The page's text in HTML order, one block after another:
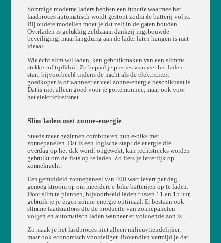
Sommige moderne laders hebben een functie waarmee het
laadproces automatisch wordt gestopt zodra de batterij vol is.
Bij oudere modellen moet je dat zelf in de gaten houden.
Overladen is gelukkig zeldzaam dankzij ingebouwde
beveiliging, maar langdurig aan de lader laten hangen is niet
ideaal.
Wie écht slim wil laden, kan gebruikmaken van een slimme
stekker of tijdklok. Zo bepaal je precies wanneer het laden
start, bijvoorbeeld tijdens de nacht als de elektriciteit
goedkoper is of wanneer er veel zonne-energie beschikbaar is.
Dat is niet alleen goed voor je portemonnee, maar ook voor
het elektriciteitsnet.
Slim laden met zonne-energie
Steeds meer gezinnen combineren hun e-bike met
zonnepanelen. Dat is een logische stap: de energie die
overdag op het dak wordt opgewekt, kan rechtstreeks worden
gebruikt om de fiets op te laden. Zo fiets je letterlijk op
zonnekracht.
Een gemiddeld zonnepaneel van 400 watt levert per dag
genoeg stroom op om meerdere e-bike batterijen op te laden.
Door slim te plannen, bijvoorbeeld laden tussen 11 en 15 uur,
gebruik je je eigen zonne-energie optimaal. Er bestaan ook
slimme laadstations die de productie van zonnepanelen
volgen en automatisch laden wanneer er voldoende zon is.
Zo maak je het laadproces niet alleen milieuvriendelijker,
maar ook economisch voordeliger. Bovendien vermijd je dat